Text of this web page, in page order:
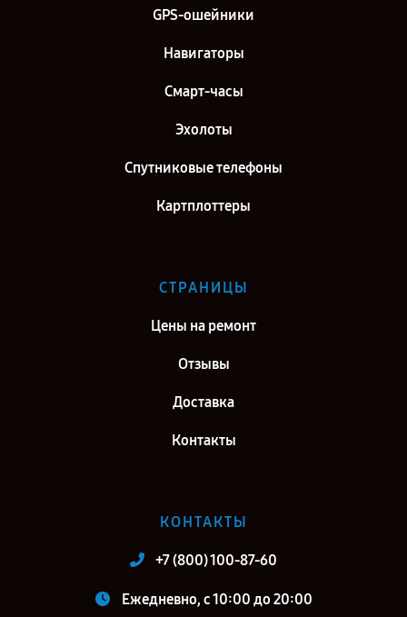
GPS-ошейники
Навигаторы
Смарт-часы
Эхолоты
Спутниковые телефоны
Картплоттеры
СТРАНИЦЫ
Цены на ремонт
Отзывы
Доставка
Контакты
КОНТАКТЫ
+7 (800) 100-87-60
Ежедневно, с 10:00 до 20:00